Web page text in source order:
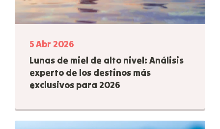
5 Abr 2026
Lunas de miel de alto nivel: Análisis
experto de los destinos más
exclusivos para 2026